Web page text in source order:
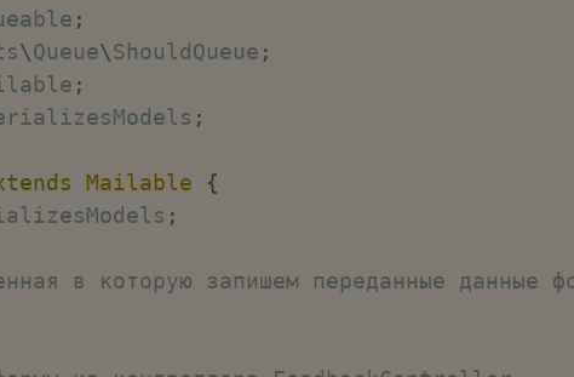
;
\Queue\ShouldQueue ;
;
;
Mailable
{
;
в которую запишем переданные данные